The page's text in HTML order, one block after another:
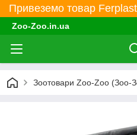
Привеземо товар Ferplast
Zoo-Zoo.in.ua
Зоотовари Zoo-Zoo (Зоо-